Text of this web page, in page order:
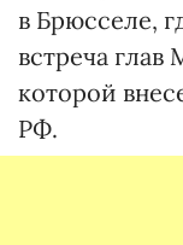
в Брюсселе,
встреча
которой
РФ.